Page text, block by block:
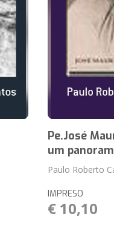
Pe.José
um
Paulo Roberto
IMPRESO
€ 10,10